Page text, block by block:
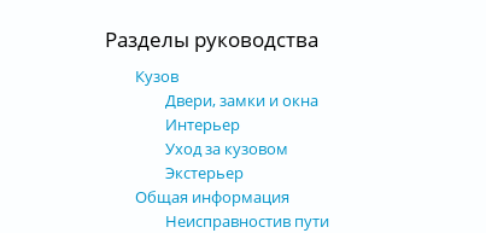
Разделы руководства
Кузов
Двери, замки и окна
Интерьер
Уход за кузовом
Экстерьер
Общая информация
Неисправностив пути